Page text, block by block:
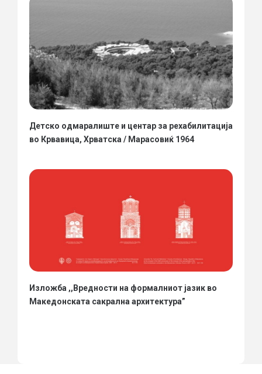
Детско одмаралиште и центар за рехабилитација
во Крвавица, Хрватска / Марасовиќ 1964
Изложба ,,Вредности на формалниот јазик во
Македонската сакрална архитектура”